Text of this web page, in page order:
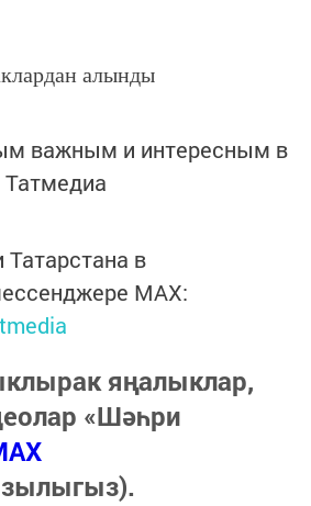
алынды
важным и интересным в
Татмедиа
Татарстана в
MАХ:
яңалыклар,
«Шәһри